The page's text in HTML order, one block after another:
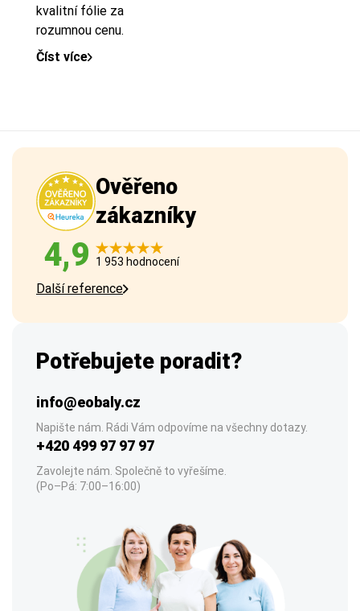
kvalitní fólie za
rozumnou cenu.
Číst více
Ověřeno
zákazníky
4,9 1 953 hodnocení
Další reference
Potřebujete poradit?
info@eobaly.cz
Napište nám. Rádi Vám odpovíme na všechny dotazy.
+420 499 97 97 97
Zavolejte nám. Společně to vyřešíme.
(Po–Pá: 7:00–16:00)